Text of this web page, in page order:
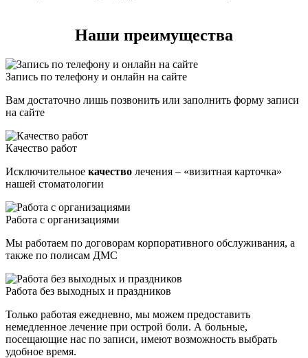
Наши преимущества
Запись по телефону и онлайн на сайте
Вам достаточно лишь позвонить или заполнить форму записи
на сайте
Качество работ
Исключительное качество лечения – «визитная карточка»
нашей стоматологии
Работа с организациями
Мы работаем по договорам корпоративного обслуживания, а
также по полисам ДМС
Работа без выходных и праздников
Только работая ежедневно, мы можем предоставить
немедленное лечение при острой боли. А больные,
посещающие нас по записи, имеют возможность выбрать
удобное время.